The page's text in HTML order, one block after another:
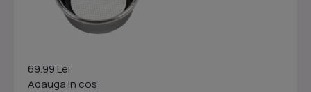
69.99 Lei
Adauga in cos